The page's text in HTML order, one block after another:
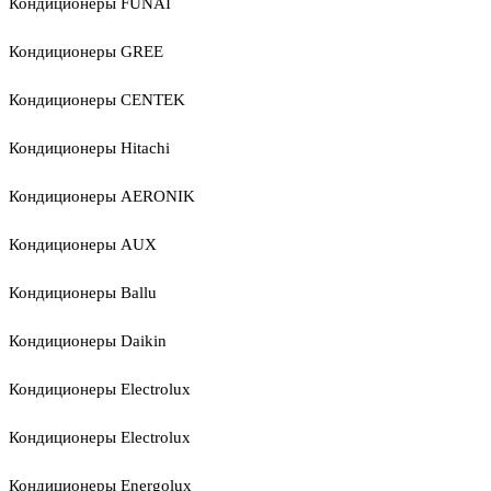
Кондиционеры GREE
Кондиционеры CENTEK
Кондиционеры Hitachi
Кондиционеры AERONIK
Кондиционеры AUX
Кондиционеры Ballu
Кондиционеры Daikin
Кондиционеры Electrolux
Кондиционеры Electrolux
Кондиционеры Energolux